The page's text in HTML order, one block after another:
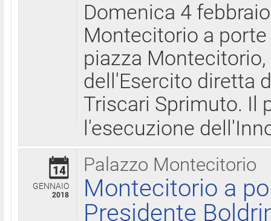
Domenica 4
Montecitorio a
piazza
dell'Esercito diretta
Triscari Sprimuto. Il
l'esecuzione
Palazzo Montecitorio
14
GENNAIO
2018
Montecitorio a
Presidente